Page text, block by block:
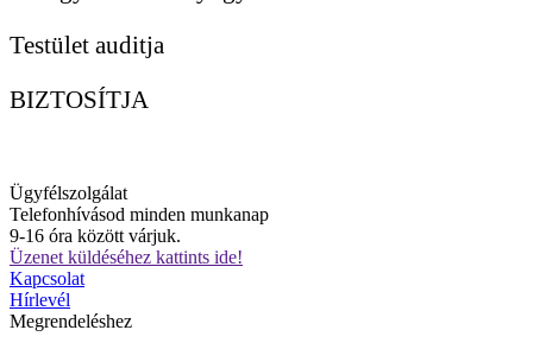
Testület auditja
BIZTOSÍTJA
Ügyfélszolgálat
Telefonhívásod minden munkanap
9-16 óra között várjuk.
Üzenet küldéséhez kattints ide!
Kapcsolat
Hírlevél
Megrendeléshez